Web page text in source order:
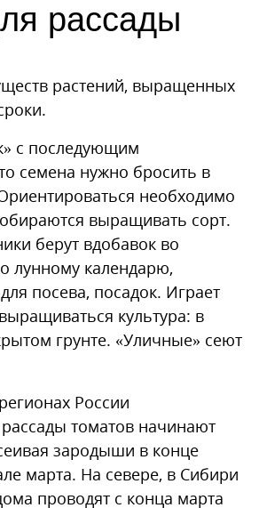
рассады
растений, выращенных
с последующим
семена нужно бросить в
необходимо
выращивать сорт.
берут вдобавок во
лунному календарю,
посева, посадок. Играет
культура: в
грунте. «Уличные» сеют
России
томатов начинают
зародыши в конце
марта. На севере, в Сибири
проводят с конца марта